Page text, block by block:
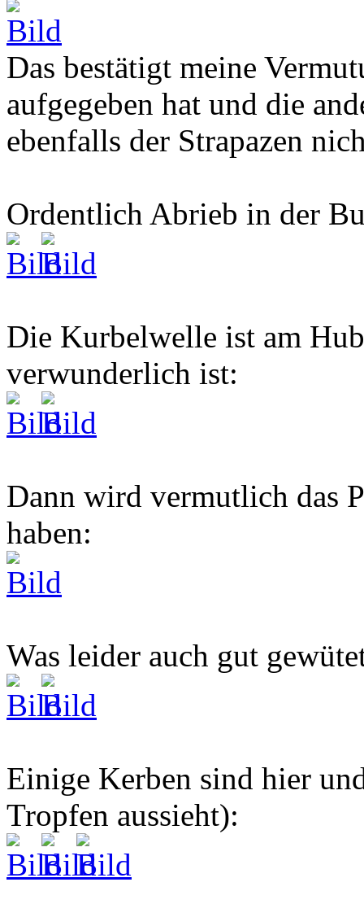
Das bestätigt meine
aufgegeben hat und die
ebenfalls der Strapazen
Ordentlich Abrieb in der
Die Kurbelwelle ist am
verwunderlich ist:
Dann wird vermutlich das
haben:
Was leider auch gut
Einige Kerben sind hier
Tropfen aussieht):